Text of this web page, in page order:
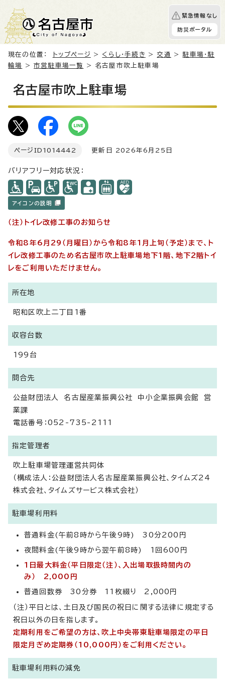
緊急情報なし
防災ポータル
現在の位置： トップページ > くらし・手続き >交通 >駐車場・駐
輪場
>市営駐車場一覧 > 名古屋市吹上駐車場
名古屋市吹上駐車場
ページID 1014442 更新日 2026年6月25日
バリアフリー対応状況：
アイコンの説明
（注）トイレ改修工事のお知らせ
令和8年6月29（月曜日）から令和8年1月上旬（予定）まで、ト
イレ改修工事のため名古屋市吹上駐車場地下1階、地下2階トイ
レをご利用いただけません。
所在地
昭和区吹上二丁目1番
収容台数
199台
問合先
公益財団法人 名古屋産業振興公社 中小企業振興会館 営
業課
電話番号：052-735-2111
指定管理者
吹上駐車場管理運営共同体
（構成法人：公益財団法人名古屋産業振興公社、タイムズ24
株式会社、タイムズサービス株式会社）
駐車場利用料
普通料金(午前8時から午後9時) 30分200円
夜間料金(午後9時から翌午前8時) 1回600円
1日最大料金（平日限定（注）、入出場取扱時間内の
み） 2,000円
普通回数券 30分券 11枚綴り 2,000円
（注）平日とは、土日及び国民の祝日に関する法律に規定する
祝日以外の日を指します。
定期利用をご希望の方は、吹上中央帯東駐車場限定の平日
限定月ぎめ定期券（10,000円）をご利用ください。
駐車場利用料の減免